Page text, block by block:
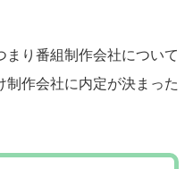
まり番組制作会社について
作会社に内定が決まった